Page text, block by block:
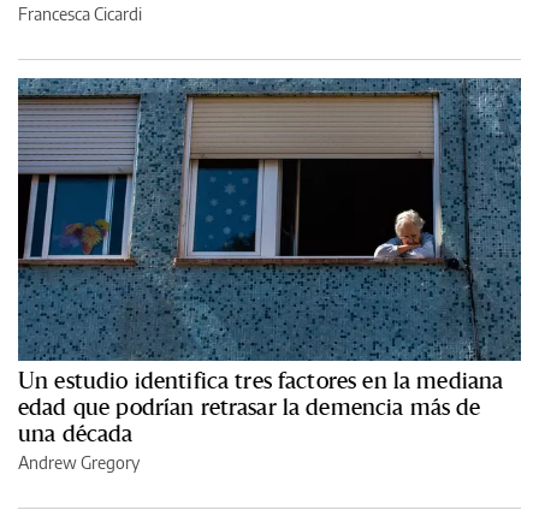
Francesca Cicardi
Un estudio identifica tres factores en la mediana
edad que podrían retrasar la demencia más de
una década
Andrew Gregory